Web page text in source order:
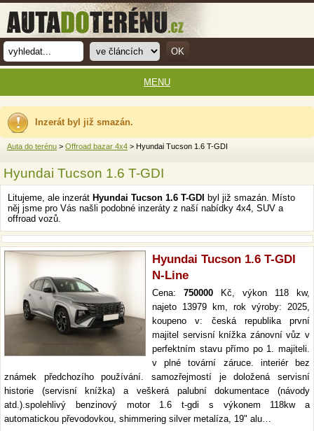
Inzerát byl již smazán.
Auta do terénu > Offroad bazar 4x4 > Hyundai Tucson 1.6 T-GDI
Hyundai Tucson 1.6 T-GDI
Litujeme, ale inzerát Hyundai Tucson 1.6 T-GDI
byl již smazán. Místo
něj jsme pro Vás našli podobné inzeráty z naší nabídky 4x4, SUV a
offroad vozů.
Hyundai Tucson 1.6 T-GDI
N-Line
Cena: 750000 Kč, výkon 118 kw,
najeto 13979 km, rok výroby: 2025,
koupeno v: česká republika první
majitel servisní knížka zánovní vůz v
perfektním stavu přímo po 1. majiteli.
v plné tovární záruce. interiér bez
známek předchozího používání. samozřejmostí je doložená servisní
historie (servisní knížka) a veškerá palubní dokumentace (návody
atd.).spolehlivý benzinový motor 1.6 t-gdi s výkonem 118kw a
automatickou převodovkou, shimmering silver metalíza, 19" alu…
MENU